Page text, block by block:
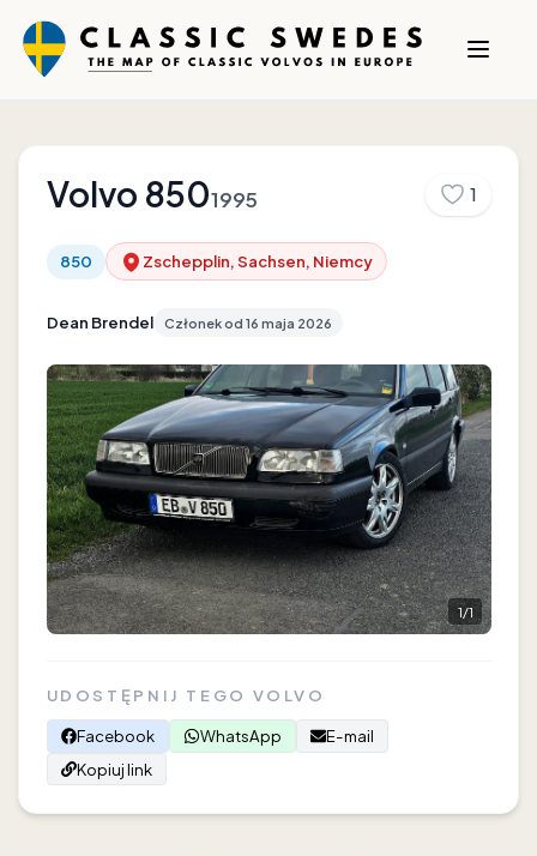
Volvo 8501995 1
850 Zschepplin, Sachsen, Niemcy
Dean Brendel Członek od 16 maja 2026
1/1
UDOSTĘPNIJ TEGO VOLVO
Facebook
WhatsApp
E-mail
Kopiuj link